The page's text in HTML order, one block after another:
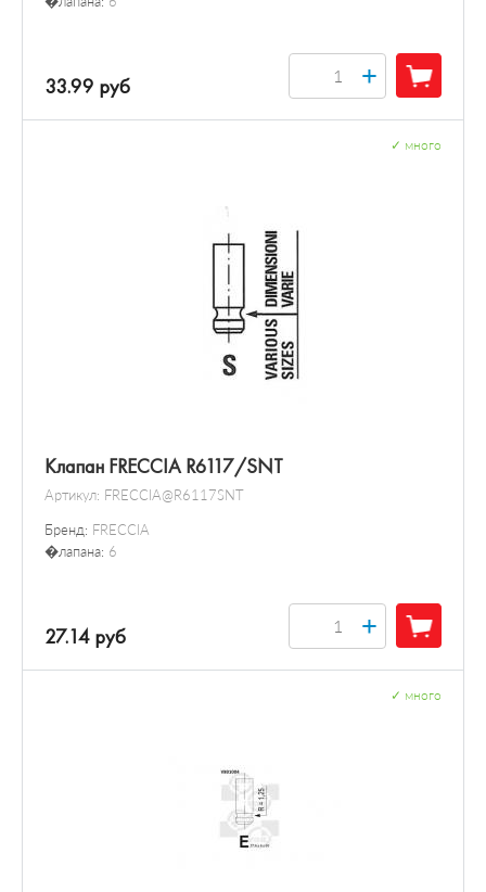
33.99 руб +
Клапан FRECCIA R6117/SNT
Артикул: FRECCIA@R6117SNT
Бренд: FRECCIA
�лапана: 6
много
27.14 руб +
много